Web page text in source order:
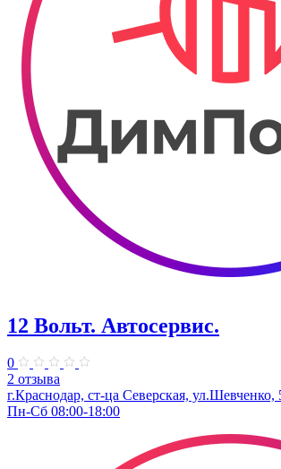
12 Вольт. Автосервис.
0
2 отзыва
г.Краснодар, ст-ца Северская, ул.Шевченко,
Пн-Сб 08:00-18:00